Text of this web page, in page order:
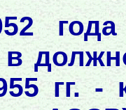
в
гг.